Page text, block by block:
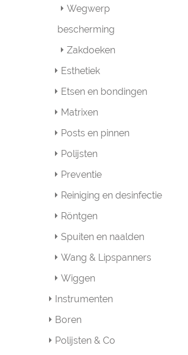
Wegwerp
bescherming
Zakdoeken
Esthetiek
Etsen en bondingen
Matrixen
Posts en pinnen
Polijsten
Preventie
Reiniging en desinfectie
Röntgen
Spuiten en naalden
Wang & Lipspanners
Wiggen
Instrumenten
Boren
Polijsten & Co